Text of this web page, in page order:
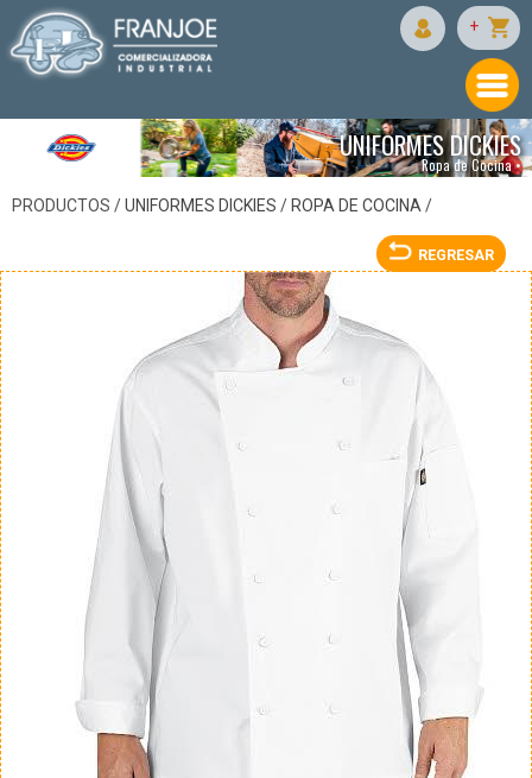
+
UNIFORMES DICKIES
Ropa de Cocina •
PRODUCTOS /UNIFORMES DICKIES / ROPA DE COCINA /
REGRESAR